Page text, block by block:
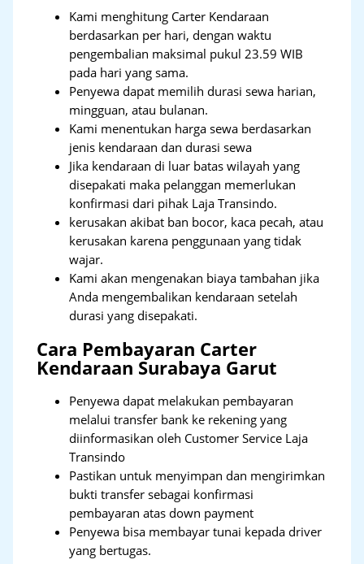
Kami menghitung Carter Kendaraan
berdasarkan per hari, dengan waktu
pengembalian maksimal pukul 23.59 WIB
pada hari yang sama.
Penyewa dapat memilih durasi sewa harian,
mingguan, atau bulanan.
Kami menentukan harga sewa berdasarkan
jenis kendaraan dan durasi sewa
Jika kendaraan di luar batas wilayah yang
disepakati maka pelanggan memerlukan
konfirmasi dari pihak Laja Transindo.
kerusakan akibat ban bocor, kaca pecah, atau
kerusakan karena penggunaan yang tidak
wajar.
Kami akan mengenakan biaya tambahan jika
Anda mengembalikan kendaraan setelah
durasi yang disepakati.
Cara Pembayaran Carter
Kendaraan Surabaya Garut
Penyewa dapat melakukan pembayaran
melalui transfer bank ke rekening yang
diinformasikan oleh Customer Service Laja
Transindo
Pastikan untuk menyimpan dan mengirimkan
bukti transfer sebagai konfirmasi
pembayaran atas down payment
Penyewa bisa membayar tunai kepada driver
yang bertugas.